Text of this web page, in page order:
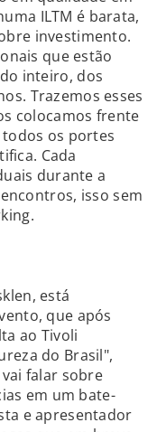
ILTM é barata,
investimento.
que estão
inteiro, dos
Trazemos esses
colocamos frente
os portes
Cada
durante a
isso sem
está
que após
ao Tivoli
do Brasil",
falar sobre
em um bate-
e apresentador